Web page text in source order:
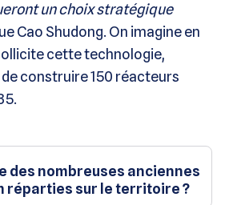
un choix stratégique
Cao Shudong. On imagine en
cette technologie,
de construire 150 réacteurs
des nombreuses anciennes
réparties sur le territoire ?